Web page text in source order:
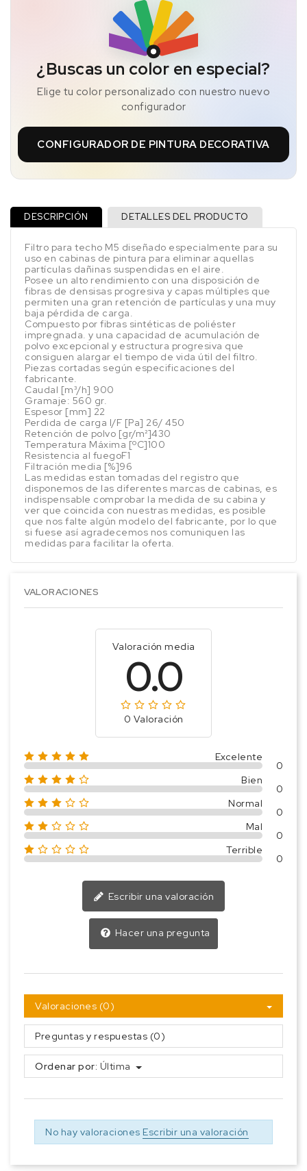
¿Buscas un color en especial?
Elige tu color personalizado con nuestro nuevo
configurador
CONFIGURADOR DE PINTURA DECORATIVA
DESCRIPCIÓN DETALLES DEL PRODUCTO
Filtro para techo M5 diseñado especialmente para su
uso en cabinas de pintura para eliminar aquellas
partículas dañinas suspendidas en el aire.
Posee un alto rendimiento con una disposición de
fibras de densisas progresiva y capas múltiples que
permiten una gran retención de partículas y una muy
baja pérdida de carga.
Compuesto por fibras sintéticas de poliéster
impregnada. y una capacidad de acumulación de
polvo excepcional y estructura progresiva que
consiguen alargar el tiempo de vida útil del filtro.
Piezas cortadas según especificaciones del
fabricante.
Caudal [m³/h] 900
Gramaje: 560 gr.
Espesor [mm] 22
Perdida de carga I/F [Pa] 26/ 450
Retención de polvo [gr/m²]430
Temperatura Máxima [ºC]100
Resistencia al fuegoF1
Filtración media [%]96
Las medidas estan tomadas del registro que
disponemos de las diferentes marcas de cabinas, es
indispensable comprobar la medida de su cabina y
ver que coincida con nuestras medidas, es posible
que nos falte algún modelo del fabricante, por lo que
si fuese así agradecemos nos comuniquen las
medidas para facilitar la oferta.
VALORACIONES
Valoración media
0.0
0 Valoración
Excelente
0
Bien
0
Normal
0
Mal
0
Terrible
0
Escribir una valoración
Hacer una pregunta
Valoraciones (0)
Preguntas y respuestas (0)
Ordenar por: Última
No hay valoraciones Escribir una valoración